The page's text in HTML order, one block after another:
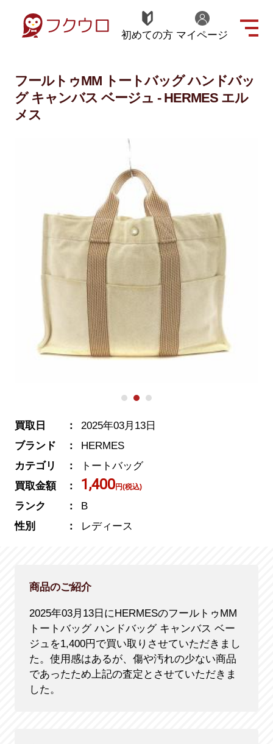
初めての方 マイページ
フールトゥMM トートバッグ ハンドバッ
グ キャンバス ベージュ - HERMES エル
メス
買取日
2025年03月13日
ブランド
HERMES
カテゴリ
トートバッグ
買取金額
1,400円(税込)
ランク
B
性別
レディース
商品のご紹介
2025年03月13日にHERMESのフールトゥMM
トートバッグ ハンドバッグ キャンバス ベー
ジュを1,400円で買い取りさせていただきまし
た。使用感はあるが、傷や汚れの少ない商品
であったため上記の査定とさせていただきま
した。